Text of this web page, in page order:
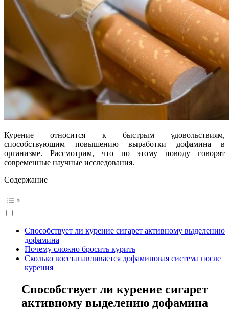
Курение относится к быстрым удовольствиям,
способствующим повышению выработки дофамина в
организме. Рассмотрим, что по этому поводу говорят
современные научные исследования.
Содержание
Способствует ли курение сигарет активному выделению
дофамина
Почему сложно бросить курить
Сколько восстанавливается дофаминовая система после
курения
Способствует ли курение сигарет
активному выделению дофамина